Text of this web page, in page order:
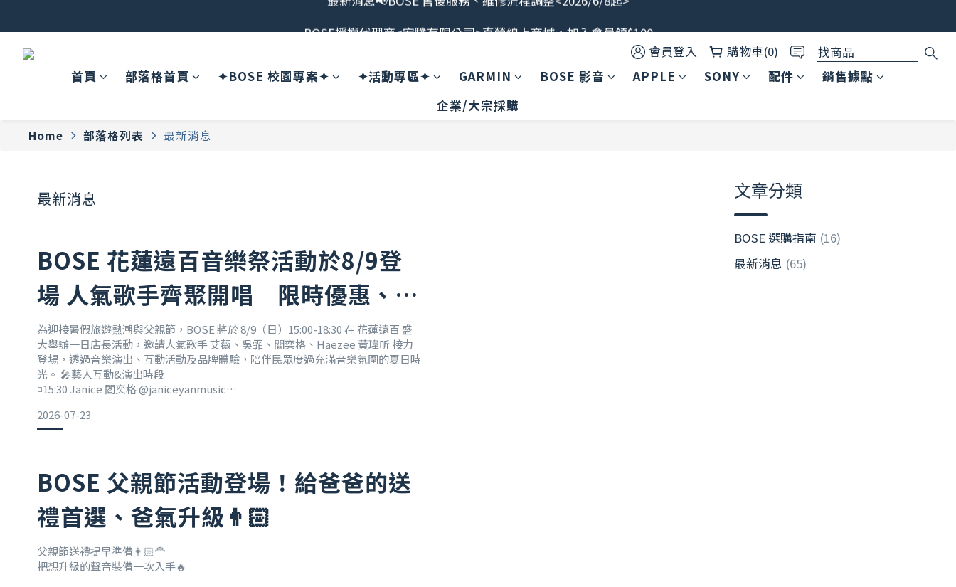
會員限定福利開搶！下單即贈BOSE品牌筆記本，錯過不補✨
最新消息📢BOSE 售後服務、維修流程調整<2026/6/8起>
會員登入
購物車(0)
首頁
部落格首頁 ✦BOSE 校園專案✦ ✦活動專區✦ GARMIN BOSE 影音 APPLE SONY 配件
銷售據點
企業/大宗採購
Home 部落格列表 最新消息
最新消息
BOSE 花蓮遠百音樂祭活動於8/9登
場 人氣歌手齊聚開唱 限時優惠、抽
獎好禮一次看
為迎接暑假旅遊熱潮與父親節，BOSE 將於 8/9（日）15:00-18:30 在 花蓮遠百 盛
大舉辦一日店長活動，邀請人氣歌手 艾薇、吳霏、閻奕格、Haezee 黃瑋昕 接力
登場，透過音樂演出、互動活動及品牌體驗，陪伴民眾度過充滿音樂氛圍的夏日時
光。 🎤藝人互動&演出時段
◽15:30 Janice 閻奕格 @janiceyanmusic
◽17:30 吳霏 FEI @george_fei_
◾17:50 艾薇 ivy
2026-07-23
BOSE 父親節活動登場！給爸爸的送
禮首選、爸氣升級👨🏻
父親節送禮提早準備👨🏻‍🦰
把想升級的聲音裝備一次入手🔥
文章分類
BOSE 選購指南 (16)
最新消息 (65)